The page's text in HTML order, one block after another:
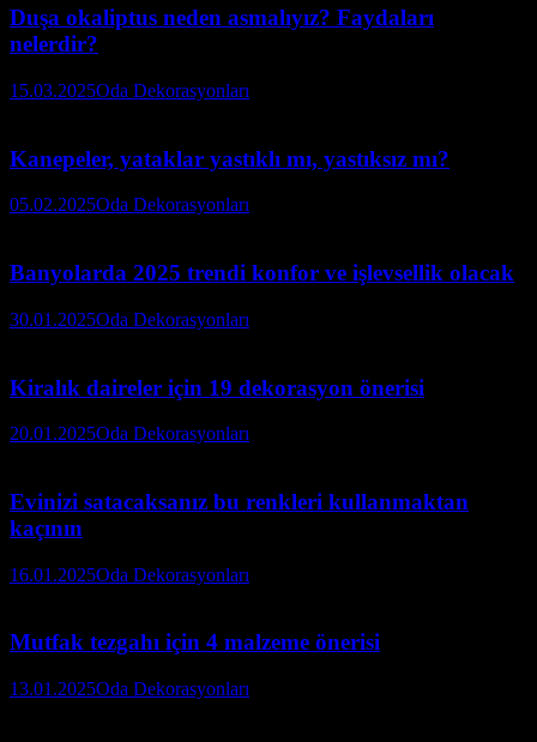
Duşa okaliptus neden asmalıyız? Faydaları
nelerdir?
15.03.2025Oda Dekorasyonları
Kanepeler, yataklar yastıklı mı, yastıksız mı?
05.02.2025Oda Dekorasyonları
Banyolarda 2025 trendi konfor ve işlevsellik olacak
30.01.2025Oda Dekorasyonları
Kiralık daireler için 19 dekorasyon önerisi
20.01.2025Oda Dekorasyonları
Evinizi satacaksanız bu renkleri kullanmaktan
kaçının
16.01.2025Oda Dekorasyonları
Mutfak tezgahı için 4 malzeme önerisi
13.01.2025Oda Dekorasyonları